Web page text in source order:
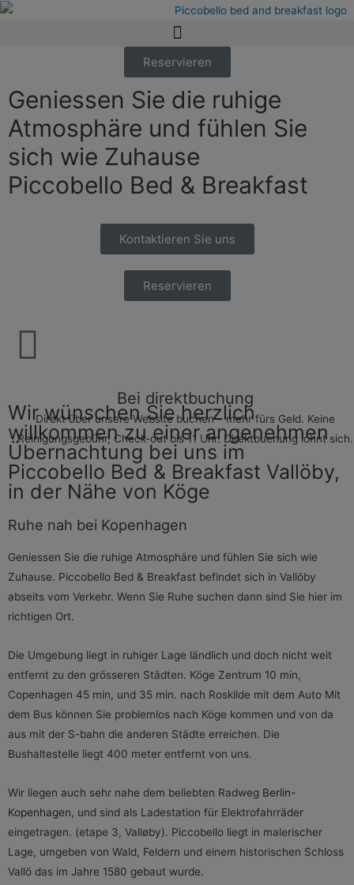
Reservieren
Geniessen Sie die ruhige
Atmosphäre und fühlen Sie
sich wie Zuhause
Piccobello Bed & Breakfast
Kontaktieren Sie uns
Reservieren
Bei direktbuchung
Direkt über unsere Website buchen – mehr fürs Geld. Keine
Reinigungsgebühr, Check-out bis 11 Uhr. Direktbuchung lohnt sich.
Wir wünschen Sie herzlich
willkommen zu einer angenehmen
Übernachtung bei uns im
Piccobello Bed & Breakfast Vallöby,
in der Nähe von Köge
Ruhe nah bei Kopenhagen
Geniessen Sie die ruhige Atmosphäre und fühlen Sie sich wie
Zuhause. Piccobello Bed & Breakfast befindet sich in Vallöby
abseits vom Verkehr. Wenn Sie Ruhe suchen dann sind Sie hier im
richtigen Ort.
Die Umgebung liegt in ruhiger Lage ländlich und doch nicht weit
entfernt zu den grösseren Städten. Köge Zentrum 10 min,
Copenhagen 45 min, und 35 min. nach Roskilde mit dem Auto Mit
dem Bus können Sie problemlos nach Köge kommen und von da
aus mit der S-bahn die anderen Städte erreichen. Die
Bushaltestelle liegt 400 meter entfernt von uns.
Wir liegen auch sehr nahe dem beliebten Radweg Berlin-
Kopenhagen, und sind als Ladestation für Elektrofahrräder
eingetragen. (etape 3, Valløby). Piccobello liegt in malerischer
Lage, umgeben von Wald, Feldern und einem historischen Schloss
Vallö das im Jahre 1580 gebaut wurde.